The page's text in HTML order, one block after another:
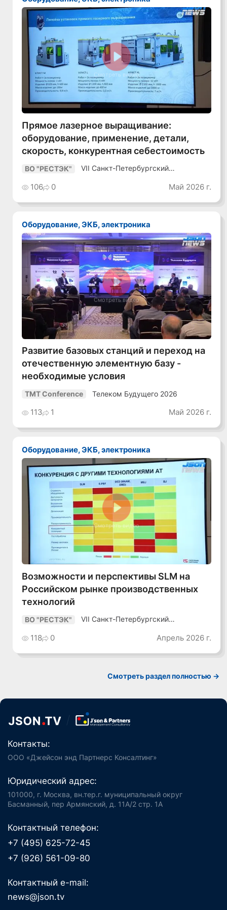
Смотреть видео
Прямое лазерное выращивание:
оборудование, применение, детали,
скорость, конкурентная себестоимость
ВО "РЕСТЭК"
VII Санкт-Петербургский
106 0 Май 2026 г.
Оборудование, ЭКБ, электроника
Смотреть видео
Развитие базовых станций и переход на
отечественную элементную базу -
необходимые условия
TMT Conference Телеком Будущего 2026
113 1 Май 2026 г.
Оборудование, ЭКБ, электроника
Смотреть видео
Возможности и перспективы SLM на
Российском рынке производственных
технологий
ВО "РЕСТЭК"
VII Санкт-Петербургский
118 0 Апрель 2026 г.
Смотреть раздел полностью ->
Контакты:
ООО «Джейсон энд Партнерс Консалтинг»
Юридический адрес:
101000, г. Москва, вн.тер.г. муниципальный округ
Басманный, пер Армянский, д. 11А/2 стр. 1А
Контактный телефон:
+7 (495) 625-72-45
+7 (926) 561-09-80
Контактный e-mail:
news@json.tv